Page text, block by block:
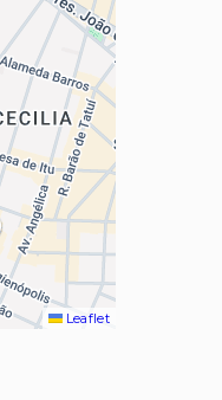
Leaflet